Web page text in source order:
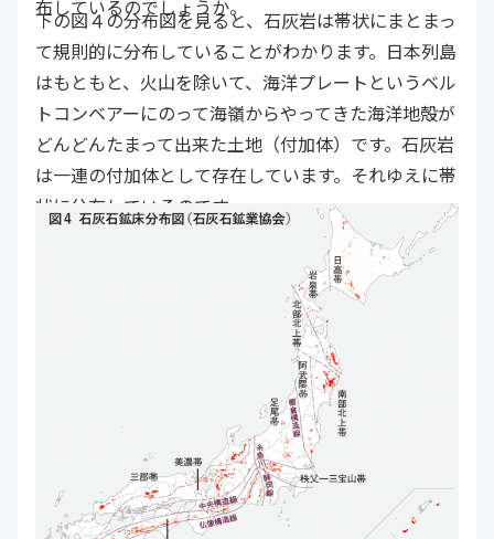
布しているのでしょうか。
下の図４の分布図を見ると、石灰岩は帯状にまとまっ
て規則的に分布していることがわかります。日本列島
はもともと、火山を除いて、海洋プレートというベル
トコンベアーにのって海嶺からやってきた海洋地殻が
どんどんたまって出来た土地（付加体）です。石灰岩
は一連の付加体として存在しています。それゆえに帯
状に分布しているのです。